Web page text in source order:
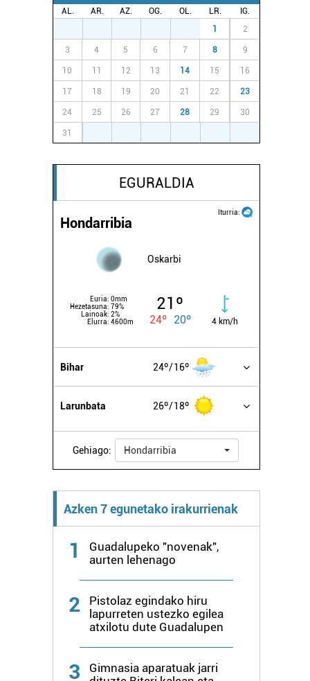
AL. AR. AZ. OG. OL. LR.
IG.
1 2
3 4 5 6 7 8 9
10 11 12 13 14 15 16
17 18 19 20 21 22 23
24 25 26 27 28 29 30
31
EGURALDIA
Iturria:
Hondarribia
Oskarbi
Euria: 0mm
Hezetasuna: 79%
Lainoak: 2%
Elurra: 4600m
21º
24º 20º 4 km/h
Bihar 24º 16º
Larunbata 26º 18º
Gehiago: Hondarribia
Azken 7 egunetako irakurrienak
1
Guadalupeko "novenak",
aurten lehenago
2
Pistolaz egindako hiru
lapurreten ustezko egilea
atxilotu dute Guadalupen
3
Gimnasia aparatuak jarri